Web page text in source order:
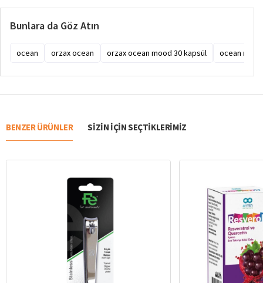
Bunlara da Göz Atın
ocean orzax ocean orzax ocean mood 30 kapsül ocean mood
BENZER ÜRÜNLER SIZIN IÇIN SEÇTIKLERIMIZ